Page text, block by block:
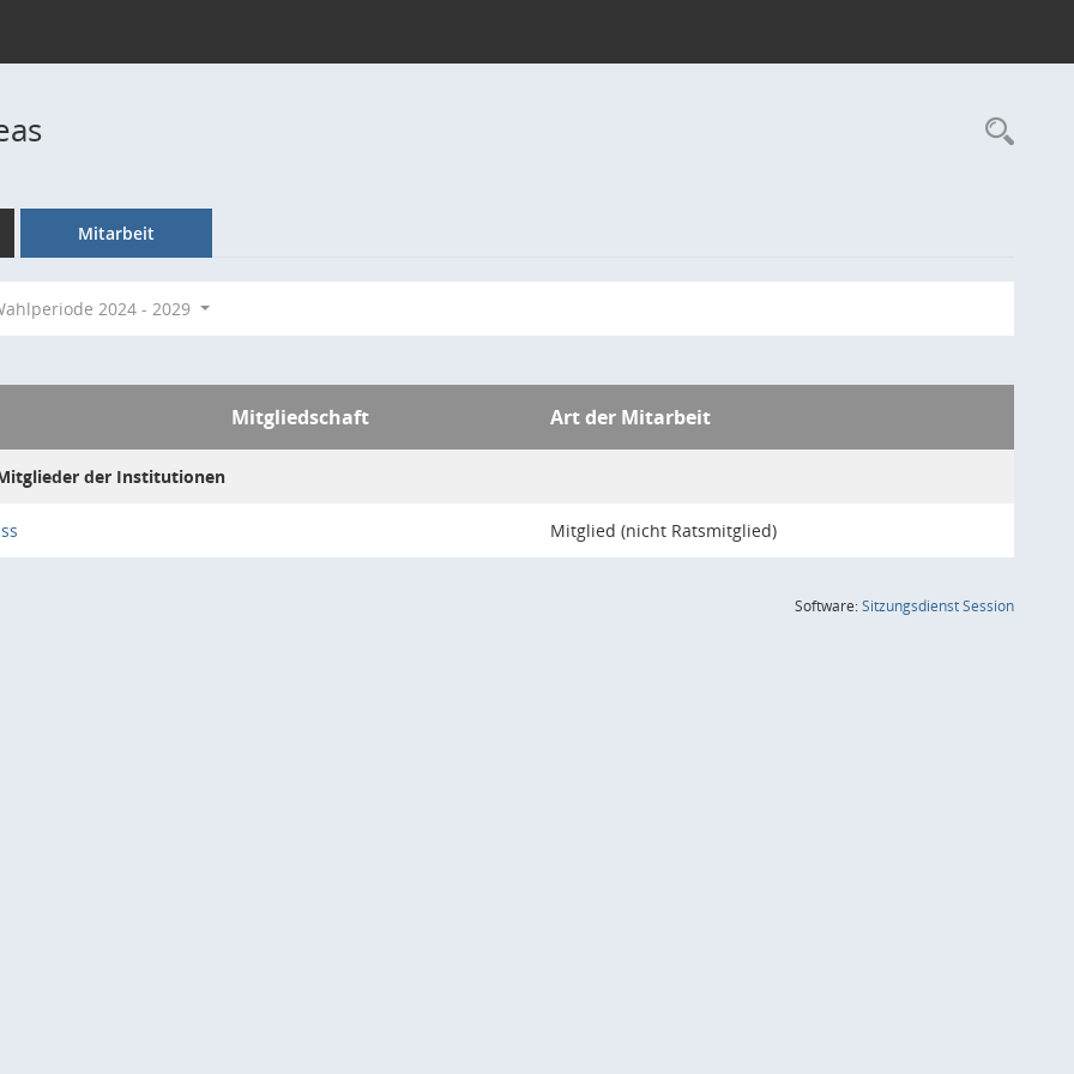
Mitarbeit
2024 - 2029
Mitgliedschaft Art der Mitarbeit
der Institutionen
Mitglied (nicht Ratsmitglied)
Software:SitzungsdienstSession(Wird in